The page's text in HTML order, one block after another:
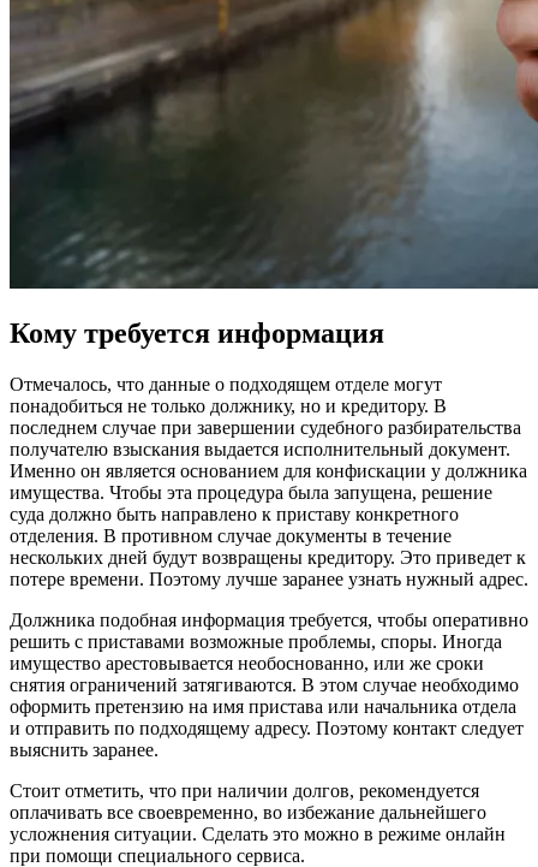
Кому требуется информация
Отмечалось, что данные о подходящем отделе могут
понадобиться не только должнику, но и кредитору. В
последнем случае при завершении судебного разбирательства
получателю взыскания выдается исполнительный документ.
Именно он является основанием для конфискации у должника
имущества. Чтобы эта процедура была запущена, решение
суда должно быть направлено к приставу конкретного
отделения. В противном случае документы в течение
нескольких дней будут возвращены кредитору. Это приведет к
потере времени. Поэтому лучше заранее узнать нужный адрес.
Должника подобная информация требуется, чтобы оперативно
решить с приставами возможные проблемы, споры. Иногда
имущество арестовывается необоснованно, или же сроки
снятия ограничений затягиваются. В этом случае необходимо
оформить претензию на имя пристава или начальника отдела
и отправить по подходящему адресу. Поэтому контакт следует
выяснить заранее.
Стоит отметить, что при наличии долгов, рекомендуется
оплачивать все своевременно, во избежание дальнейшего
усложнения ситуации. Сделать это можно в режиме онлайн
при помощи специального сервиса.